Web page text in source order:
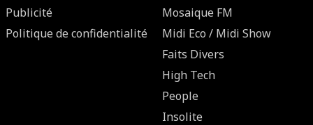
Publicité
Politique de confidentialité
Mosaique FM
Midi Eco / Midi Show
Faits Divers
High Tech
People
Insolite